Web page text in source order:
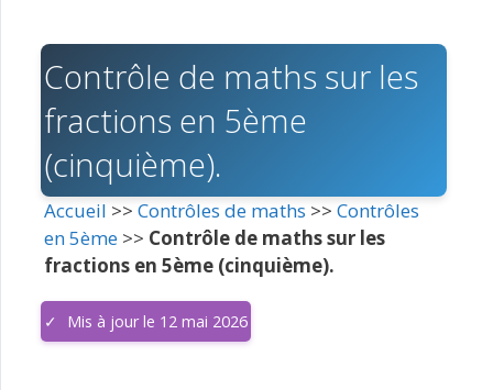
Contrôle de maths sur les
fractions en 5ème
(cinquième).
Accueil >> Contrôles de maths >> Contrôles
en 5ème >> Contrôle de maths sur les
fractions en 5ème (cinquième).
Mis à jour le 12 mai 2026